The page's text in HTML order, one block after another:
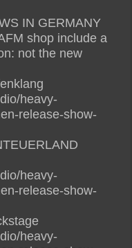
IN GERMANY
shop include a
not the new
heavy-
release-show-
heavy-
release-show-
heavy-